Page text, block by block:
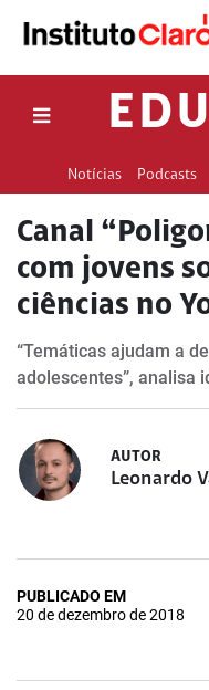
Notícias Podcasts
Canal
com jovens
ciências no
“Temáticas ajudam a
adolescentes”, analisa
AUTOR
Leonardo
PUBLICADO EM
20 de dezembro de 2018